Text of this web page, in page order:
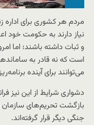
مردم هر کشوری برای اداره
نیاز دارند به حکومت خود
و ثبات داشته باشند؛ اما
است که نه قادر به
می‌توانند برای آینده‌
دشواری شرایط از این نیز
بازگشت تحریم‌های
جنگی دیگر قرار گرفته‌اند.